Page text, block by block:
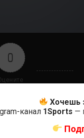
0
Хочешь
канал 1Sports —